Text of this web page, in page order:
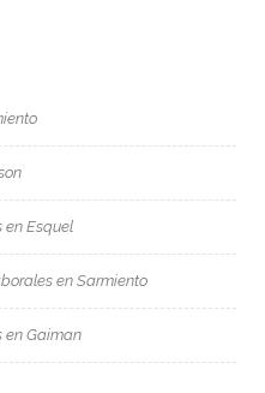
en Esquel
en Sarmiento
en Gaiman